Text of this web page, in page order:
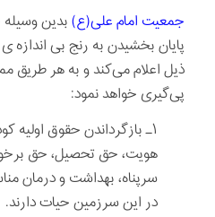
جمعیت امام علی(ع)بدین وسیله
پایان بخشیدن به رنج بی اندازه
ذیل اعلام می‌کند و به هر طریق
پی‌گیری خواهد نمود:
۱ـ بازگرداندن حقوق اولیه
هویت، حق تحصیل، حق
سرپناه، بهداشت و درمان
در این سرزمین حیات دارند.